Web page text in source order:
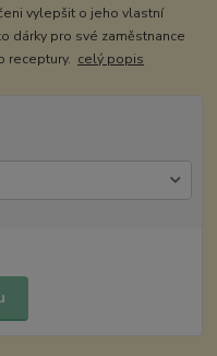
vylepšit o jeho vlastní
dárky pro své zaměstnance
receptury. celý popis